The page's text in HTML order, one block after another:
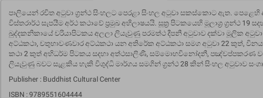
පාලියෙන් රචිත අටුවා ග‍්‍රන්ථ සිංහලට පෙරළා සිංහල අටුවා සකස්කොට ඇත.
විස්තරාර්ථ සැපයීම අර්ථ කථාවේ ප‍්‍රමුඛ අභිලාෂයයි. සූත‍්‍ර පිටකයෙහි මූලාශ‍්‍ර ග‍්‍රන්ථ
ඛුද්දකනිකායේ චරියාපිටකය අලලා ලියැවුණු පරමත්ථ දීපනී අටුවාව දක්වා මූලික
අට්ඨකථා, චතුභාවණවාර අට්ඨකථා යන අතිරේක අට්ඨකථා සමග අටුවා 22 කුත්,
කථා 2 කුත් අභිධර්ම පිටකය සදහා අත්ථසාලිණී, සම්මොහවිනෝදනී, පඤ්චප්පකරණ
ලියැවුණු බවට සැළකිය හැකි විශුද්ධි මාර්ගය සමගින් ග‍්‍රන්ථ 28 කින් සිංහල අටුවාව
Publisher : Buddhist Cultural Center
ISBN : 9789551604444